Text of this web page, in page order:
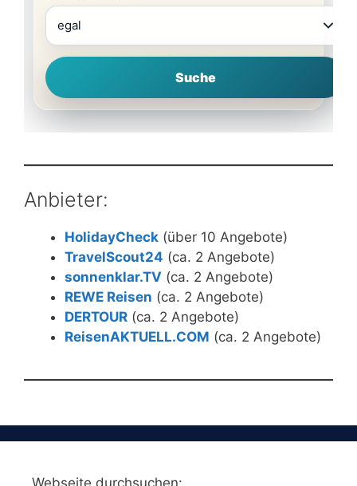
Suche
Anbieter:
HolidayCheck (über 10 Angebote)
TravelScout24 (ca. 2 Angebote)
sonnenklar.TV (ca. 2 Angebote)
REWE Reisen (ca. 2 Angebote)
DERTOUR (ca. 2 Angebote)
ReisenAKTUELL.COM (ca. 2 Angebote)